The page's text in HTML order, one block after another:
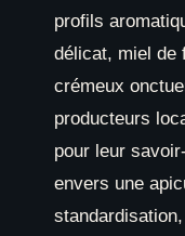
profils
délicat, miel de
crémeux
producteurs
pour leur
envers une